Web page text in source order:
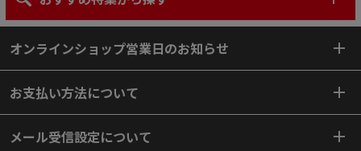
オンラインショップ営業日のお知らせ
お支払い方法について
メール受信設定について